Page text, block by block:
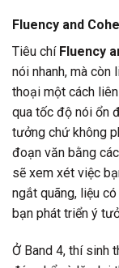
Fluency and
Tiêu chí Fluency
nói nhanh, mà còn
thoại một cách
qua tốc độ nói ổn
tưởng chứ không
đoạn văn bằng
sẽ xem xét việc
ngắt quãng, liệu
bạn phát triển ý
Ở Band 4, thí sinh